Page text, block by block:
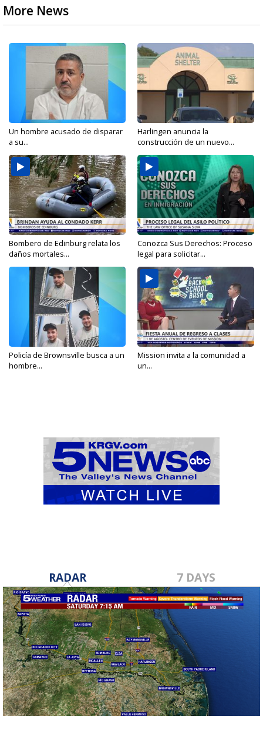
More News
Un hombre acusado de disparar
a su...
Harlingen anuncia la
construcción de un nuevo...
Bombero de Edinburg relata los
daños mortales...
Conozca Sus Derechos: Proceso
legal para solicitar...
Policía de Brownsville busca a un
hombre...
Mission invita a la comunidad a
un...
RADAR 7 DAYS